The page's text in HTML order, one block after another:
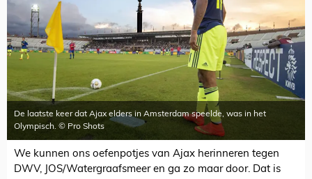
De laatste keer dat Ajax elders in Amsterdam speelde, was in het
Olympisch. © Pro Shots
We kunnen ons oefenpotjes van Ajax herinneren tegen
DWV, JOS/Watergraafsmeer en ga zo maar door. Dat is